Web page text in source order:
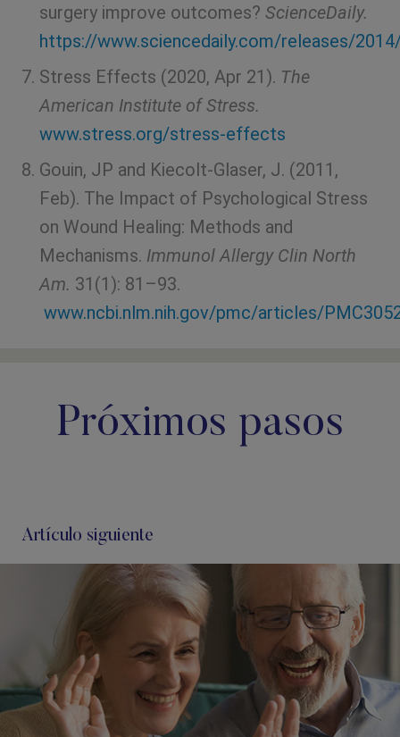
surgery improve outcomes? ScienceDaily.
https://www.sciencedaily.com/releases/
Stress Effects (2020, Apr 21). The
American Institute of Stress.
www.stress.org/stress-effects
Gouin, JP and Kiecolt-Glaser, J. (2011,
Feb). The Impact of Psychological Stress
on Wound Healing: Methods and
Mechanisms. Immunol Allergy Clin North
Am. 31(1): 81–93.
www.ncbi.nlm.nih.gov/pmc/articles/
Próximos pasos
Artículo siguiente